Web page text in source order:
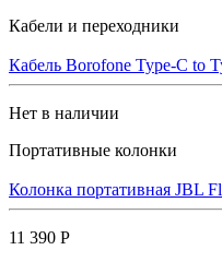
Кабели и переходники
Кабель Borofone Type-C to
Нет в наличии
Портативные колонки
Колонка портативная JBL
11 390 Р